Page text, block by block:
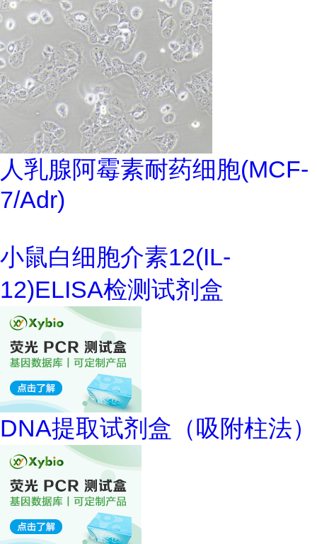
人乳腺阿霉素耐药细胞(MCF-
7/Adr)
小鼠白细胞介素12(IL-
12)ELISA检测试剂盒
DNA提取试剂盒（吸附柱法）